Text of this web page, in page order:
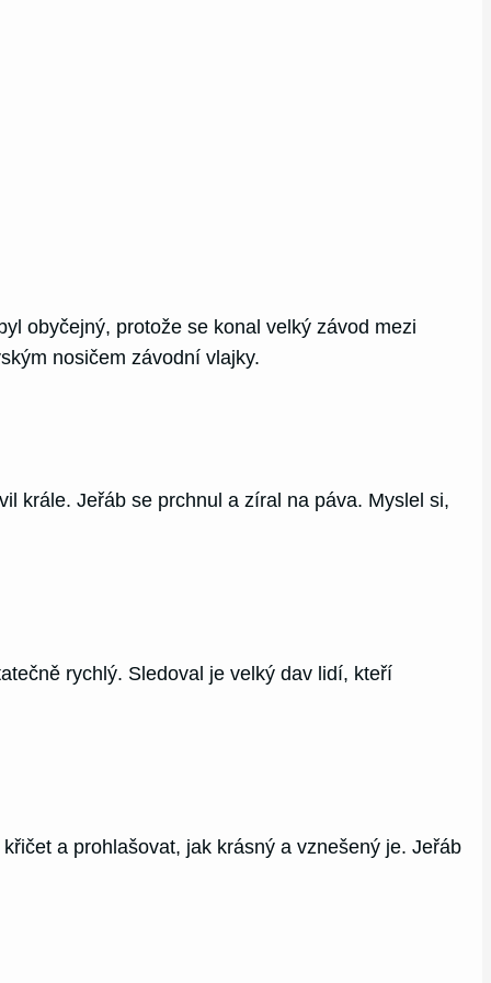
obyčejný, protože se konal velký závod mezi
nosičem závodní vlajky.
krále. Jeřáb se prchnul a zíral na páva. Myslel si,
rychlý. Sledoval je velký dav lidí, kteří
a prohlašovat, jak krásný a vznešený je. Jeřáb